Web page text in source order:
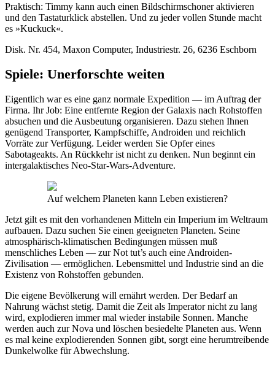
Praktisch: Timmy kann auch einen Bildschirmschoner aktivieren
und den Tastaturklick abstellen. Und zu jeder vollen Stunde macht
es »Kuckuck«.
Disk. Nr. 454, Maxon Computer, Industriestr. 26, 6236 Eschborn
Spiele: Unerforschte weiten
Eigentlich war es eine ganz normale Expedition — im Auftrag der
Firma. Ihr Job: Eine entfernte Region der Galaxis nach Rohstoffen
absuchen und die Ausbeutung organisieren. Dazu stehen Ihnen
genügend Transporter, Kampfschiffe, Androiden und reichlich
Vorräte zur Verfügung. Leider werden Sie Opfer eines
Sabotageakts. An Rückkehr ist nicht zu denken. Nun beginnt ein
intergalaktisches Neo-Star-Wars-Adventure.
Auf welchem Planeten kann Leben existieren?
Jetzt gilt es mit den vorhandenen Mitteln ein Imperium im Weltraum
aufbauen. Dazu suchen Sie einen geeigneten Planeten. Seine
atmosphärisch-klimatischen Bedingungen müssen muß
menschliches Leben — zur Not tut’s auch eine Androiden-
Zivilisation — ermöglichen. Lebensmittel und Industrie sind an die
Existenz von Rohstoffen gebunden.
Die eigene Bevölkerung will ernährt werden. Der Bedarf an
Nahrung wächst stetig. Damit die Zeit als Imperator nicht zu lang
wird, explodieren immer mal wieder instabile Sonnen. Manche
werden auch zur Nova und löschen besiedelte Planeten aus. Wenn
es mal keine explodierenden Sonnen gibt, sorgt eine herumtreibende
Dunkelwolke für Abwechslung.